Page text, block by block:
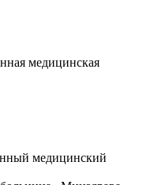
медицинская
медицинский